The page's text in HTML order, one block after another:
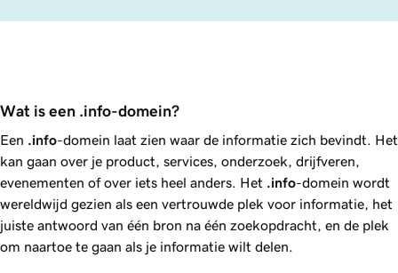
Wat is een .info-domein?
Een .info-domein laat zien waar de informatie zich bevindt. Het
kan gaan over je product, services, onderzoek, drijfveren,
evenementen of over iets heel anders. Het .info-domein wordt
wereldwijd gezien als een vertrouwde plek voor informatie, het
juiste antwoord van één bron na één zoekopdracht, en de plek
om naartoe te gaan als je informatie wilt delen.